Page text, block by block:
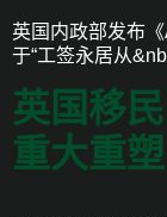
英国内政部发布
于“工签永居从
英国移
重大重塑